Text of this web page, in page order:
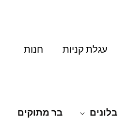
עגלת קניות חנות
בלונים בר מתוקים